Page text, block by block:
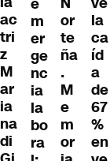
ac
tri
z
M
ar
ia
na
di
e
m
er
ge
nc
ia
la
bo
ra
or
te
ña
.
M
e
m
or
la
ca
íd
a
de
67
%
en